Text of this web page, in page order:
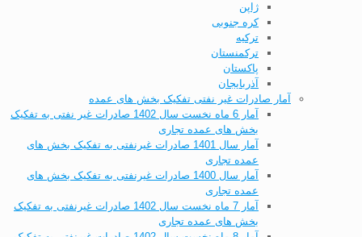
ژاپن
کره جنوبی
ترکیه
ترکمنستان
پاکستان
آذربایجان
آمار صادرات غیر نفتی تفکیک بخش های عمده
آمار 6 ماه نخست سال 1402 صادرات غیر نفتی به تفکیک
بخش های عمده تجاری
آمار سال 1401 صادرات غیرنفتی به تفکیک بخش های
عمده تجاری
آمار سال 1400 صادرات غیرنفتی به تفکیک بخش های
عمده تجاری
آمار 7 ماه نخست سال 1402 صادرات غیرنفتی به تفکیک
بخش های عمده تجاری